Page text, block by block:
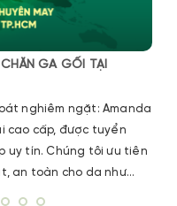
GA GỐI TẠI
nghiêm ngặt: Amanda
cao cấp, được tuyển
uy tín. Chúng tôi ưu tiên
an toàn cho da như